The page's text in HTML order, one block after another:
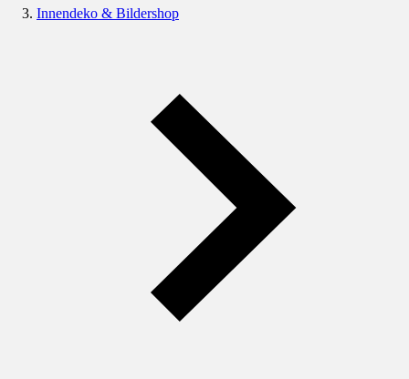
Innendeko & Bildershop